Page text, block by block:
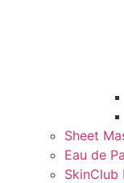
Sheet
Eau de
SkinClub